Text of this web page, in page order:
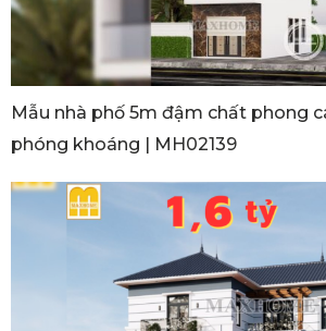
Mẫu nhà phố 5m đậm chất phong
phóng khoáng | MH02139